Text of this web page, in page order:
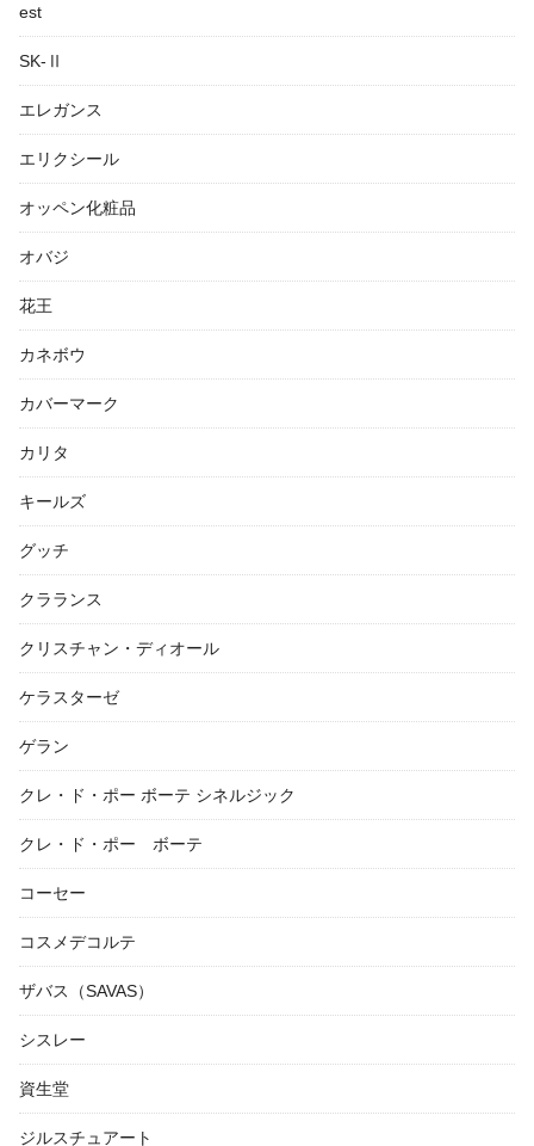
est
SK-Ⅱ
エレガンス
エリクシール
オッペン化粧品
オバジ
花王
カネボウ
カバーマーク
カリタ
キールズ
グッチ
クラランス
クリスチャン・ディオール
ケラスターゼ
ゲラン
クレ・ド・ポー ボーテ シネルジック
クレ・ド・ポー ボーテ
コーセー
コスメデコルテ
ザバス（SAVAS）
シスレー
資生堂
ジルスチュアート